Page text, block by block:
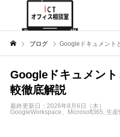
ブログ Googleドキュメント
Googleドキュメン
較徹底解説
最終更新日：2026年8月6日（木）
GoogleWorkspace、Microsoft365 生産